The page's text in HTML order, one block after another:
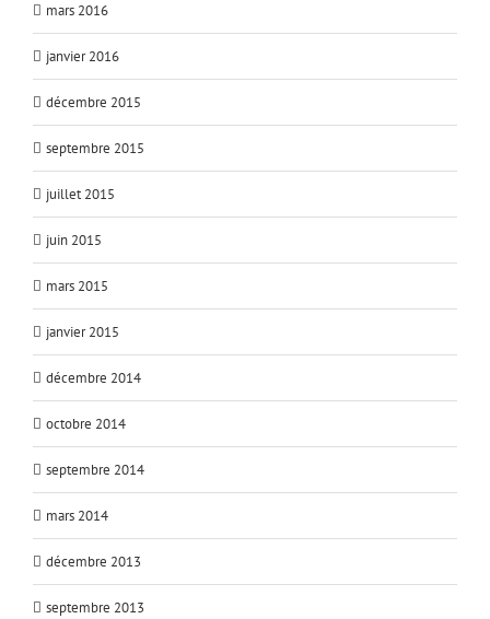
mars 2016
janvier 2016
décembre 2015
septembre 2015
juillet 2015
juin 2015
mars 2015
janvier 2015
décembre 2014
octobre 2014
septembre 2014
mars 2014
décembre 2013
septembre 2013